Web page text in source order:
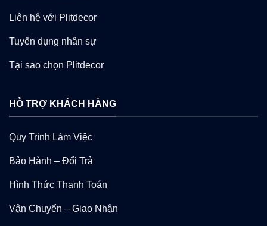
Liên hệ với Plitdecor
Tuyển dụng nhân sự
Tại sao chọn Plitdecor
HỖ TRỢ KHÁCH HÀNG
Quy Trình Làm Việc
Bảo Hành – Đổi Trả
Hình Thức Thanh Toán
Vận Chuyển – Giao Nhận